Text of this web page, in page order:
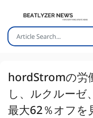
hordStromの労
し、ルクルーゼ
最大62％オフを